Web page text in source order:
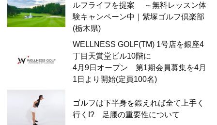
ルフライフを提案 ～無料レッスン体
験キャンペーン中｜紫塚ゴルフ倶楽部
(栃木県)
WELLNESS GOLF(TM) 1号店を銀座4
丁目天賞堂ビル10階に
4月9日オープン 第1期会員募集を4月
1日より開始(定員100名)
ゴルフは下半身を鍛えれば全て上手く
行く!? 足腰の重要性について